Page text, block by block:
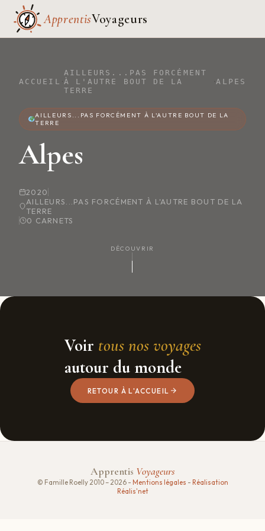
ApprentisVoyageurs
ACCUEIL
AILLEURS...PAS FORCÉMENT
À L'AUTRE BOUT DE LA
TERRE
ALPES
AILLEURS...PAS FORCÉMENT À L'AUTRE BOUT DE LA
TERRE
Alpes
2020
AILLEURS...PAS FORCÉMENT À L'AUTRE BOUT DE LA
TERRE
0 CARNETS
DÉCOUVRIR
Voir tous nos voyages
autour du monde
RETOUR À L'ACCUEIL
Apprentis Voyageurs
© Famille Roelly 2010 – 2026 - Mentions légales - Réalisation
Réalis'net